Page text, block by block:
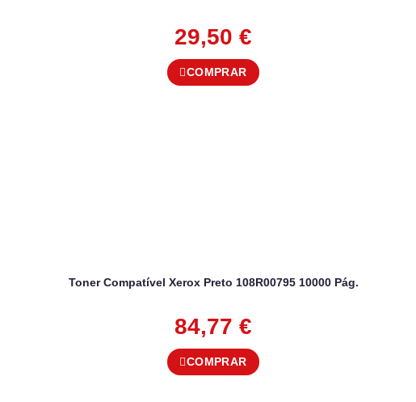
29,50 €
COMPRAR
Toner Compatível Xerox Preto 108R00795 10000 Pág.
84,77 €
COMPRAR